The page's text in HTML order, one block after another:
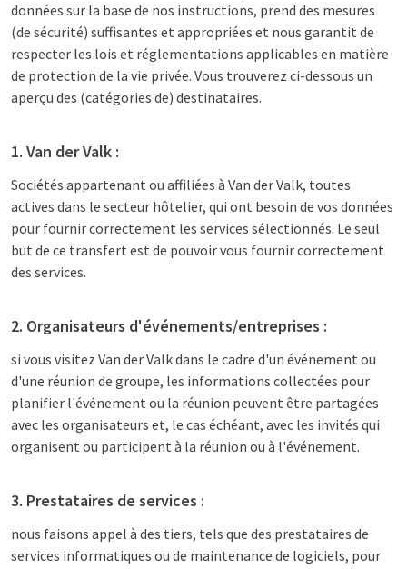
données sur la base de nos instructions, prend des mesures
(de sécurité) suffisantes et appropriées et nous garantit de
respecter les lois et réglementations applicables en matière
de protection de la vie privée. Vous trouverez ci-dessous un
aperçu des (catégories de) destinataires.
1. Van der Valk :
Sociétés appartenant ou affiliées à Van der Valk, toutes
actives dans le secteur hôtelier, qui ont besoin de vos données
pour fournir correctement les services sélectionnés. Le seul
but de ce transfert est de pouvoir vous fournir correctement
des services.
2. Organisateurs d'événements/entreprises :
si vous visitez Van der Valk dans le cadre d'un événement ou
d'une réunion de groupe, les informations collectées pour
planifier l'événement ou la réunion peuvent être partagées
avec les organisateurs et, le cas échéant, avec les invités qui
organisent ou participent à la réunion ou à l'événement.
3. Prestataires de services :
nous faisons appel à des tiers, tels que des prestataires de
services informatiques ou de maintenance de logiciels, pour